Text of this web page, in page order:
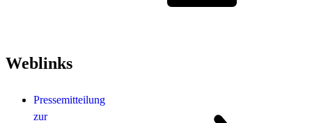
Weblinks
Pressemitteilung
zur